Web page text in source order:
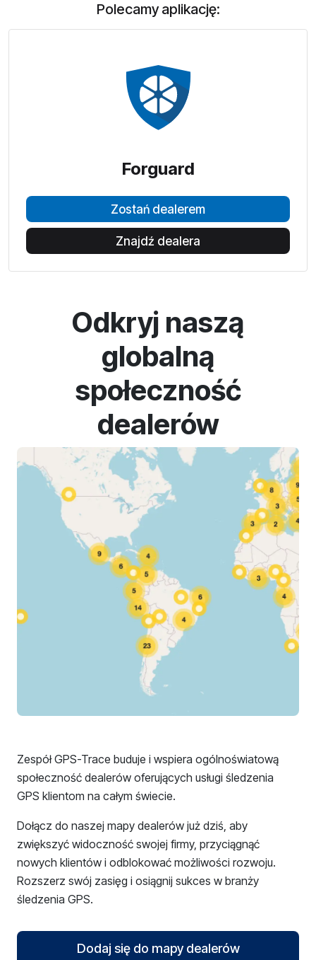
Polecamy aplikację:
Forguard
Zostań dealerem
Znajdź dealera
Odkryj naszą
globalną
społeczność
dealerów
Zespół GPS-Trace buduje i wspiera ogólnoświatową
społeczność dealerów oferujących usługi śledzenia
GPS klientom na całym świecie.
Dołącz do naszej mapy dealerów już dziś, aby
zwiększyć widoczność swojej firmy, przyciągnąć
nowych klientów i odblokować możliwości rozwoju.
Rozszerz swój zasięg i osiągnij sukces w branży
śledzenia GPS.
Dodaj się do mapy dealerów